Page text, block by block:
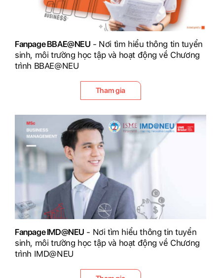
Fanpage BBAE@NEU - Nơi tìm hiểu thông tin tuyển
sinh, môi trường học tập và hoạt động về Chương
trình BBAE@NEU
Tham gia
Fanpage IMD@NEU - Nơi tìm hiểu thông tin tuyển
sinh, môi trường học tập và hoạt động về Chương
trình IMD@NEU